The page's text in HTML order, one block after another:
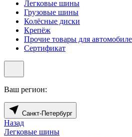
Легковые шины
Грузовые шины
Колёсные диски
Крепёж
Прочие товары для
Сертификат
Ваш регион:
Санкт-Петербург
Назад
Легковые шины